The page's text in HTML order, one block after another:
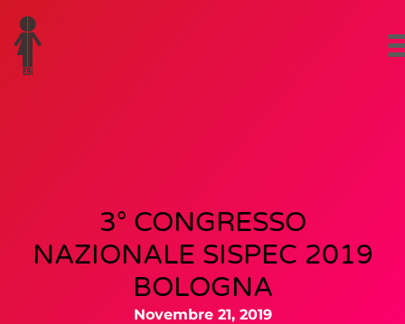
3° CONGRESSO
NAZIONALE SISPEC 2019
BOLOGNA
Novembre 21, 2019